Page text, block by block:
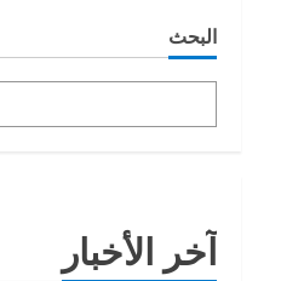
البحث
آخر الأخبار